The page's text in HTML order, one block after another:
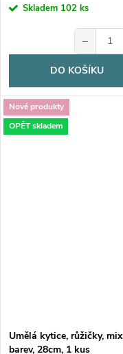
Skladem 102 ks
−
DO KOŠÍKU
Nové produkty
OPĚT skladem
Umělá kytice, růžičky, mix
barev, 28cm, 1 kus